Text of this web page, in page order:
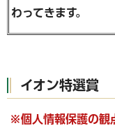
わってきます。
イオン特選賞
※個人情報保護の観